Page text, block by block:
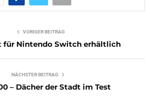
VORIGER BEITRAG
für Nintendo Switch erhältlich
NÄCHSTER BEITRAG
– Dächer der Stadt im Test